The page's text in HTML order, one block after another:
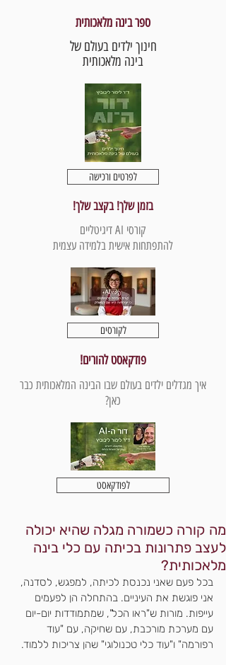
ספר בינה מלאכותית
חינוך ילדים בעולם של
בינה מלאכותית
לפרטים ורכישה
בזמן שלך! בקצב שלך!
קורסי AI דיגיטליים
להתפתחות אישית בלמידה עצמית
לקורסים
פודקאסט להורים!
איך מגדלים ילדים בעולם שבו הבינה המלאכותית כבר
כאן?
לפודקאסט
מה קורה כשמורה מגלה שהיא יכולה
לעצב פתרונות בכיתה עם כלי בינה
מלאכותית?
בכל פעם שאני נכנסת לכיתה, למפגש, לסדנה,
אני פוגשת את העיניים. בהתחלה הן לפעמים
עייפות. מורות ש"ראו הכל", שמתמודדות יום-יום
עם מערכת מורכבת, עם שחיקה, עם "עוד
רפורמה" ו"עוד כלי טכנולוגי" שהן צריכות ללמוד.